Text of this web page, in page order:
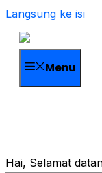
Langsung ke isi
Menu
Hai, Selamat